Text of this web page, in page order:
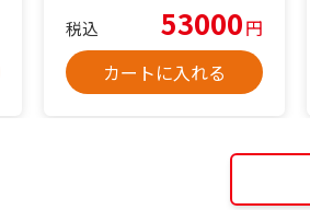
税込 53000円
カートに入れる